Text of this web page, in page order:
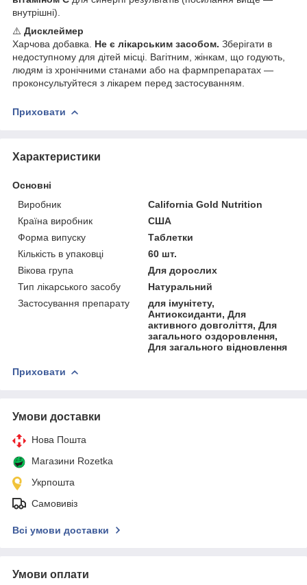
внутрішні).
⚠️ Дисклеймер
Харчова добавка. Не є лікарським засобом. Зберігати в
недоступному для дітей місці. Вагітним, жінкам, що годують,
людям із хронічними станами або на фармпрепаратах —
проконсультуйтеся з лікарем перед застосуванням.
Приховати
Характеристики
Основні
Виробник
California Gold Nutrition
Країна виробник
США
Форма випуску
Таблетки
Кількість в упаковці
60 шт.
Вікова група
Для дорослих
Тип лікарського засобу
Натуральний
Застосування препарату
для імунітету,
Антиоксиданти, Для
активного довголіття, Для
загального оздоровлення,
Для загального відновлення
Приховати
Умови доставки
Нова Пошта
Магазини Rozetka
Укрпошта
Самовивіз
Всі умови доставки
Умови оплати